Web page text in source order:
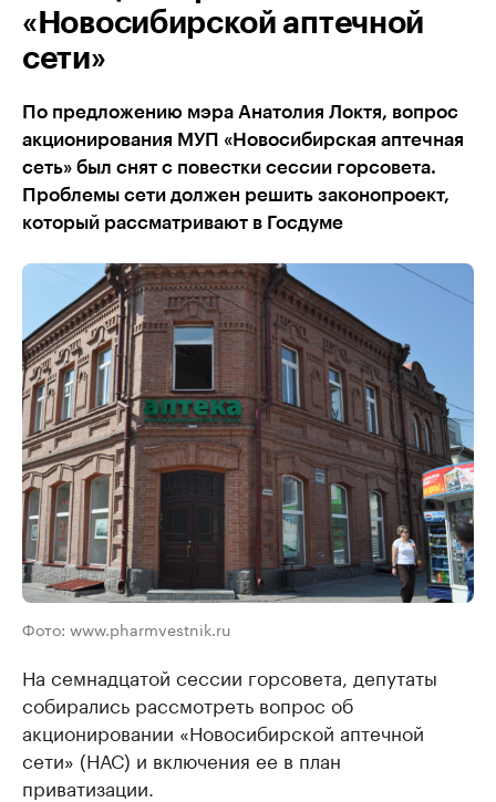
«Новосибирской аптечной
сети»
По предложению мэра Анатолия Локтя, вопрос
акционирования МУП «Новосибирская аптечная
сеть» был снят с повестки сессии горсовета.
Проблемы сети должен решить законопроект,
который рассматривают в Госдуме
Фото: www.pharmvestnik.ru
На семнадцатой сессии горсовета, депутаты
собирались рассмотреть вопрос об
акционировании «Новосибирской аптечной
сети» (НАС) и включения ее в план
приватизации.